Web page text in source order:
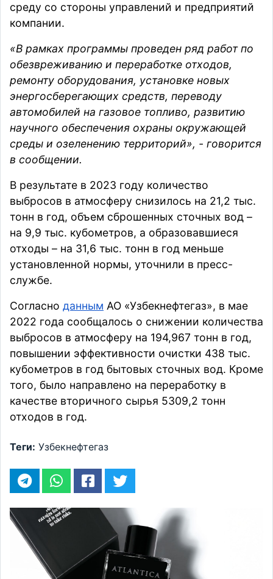
среду со стороны управлений и предприятий
компании.
«В рамках программы проведен ряд работ по
обезвреживанию и переработке отходов,
ремонту оборудования, установке новых
энергосберегающих средств, переводу
автомобилей на газовое топливо, развитию
научного обеспечения охраны окружающей
среды и озеленению территорий», - говорится
в сообщении.
В результате в 2023 году количество
выбросов в атмосферу снизилось на 21,2 тыс.
тонн в год, объем сброшенных сточных вод –
на 9,9 тыс. кубометров, а образовавшиеся
отходы – на 31,6 тыс. тонн в год меньше
установленной нормы, уточнили в пресс-
службе.
Согласно данным АО «Узбекнефтегаз», в мае
2022 года сообщалось о снижении количества
выбросов в атмосферу на 194,967 тонн в год,
повышении эффективности очистки 438 тыс.
кубометров в год бытовых сточных вод. Кроме
того, было направлено на переработку в
качестве вторичного сырья 5309,2 тонн
отходов в год.
Теги: Узбекнефтегаз